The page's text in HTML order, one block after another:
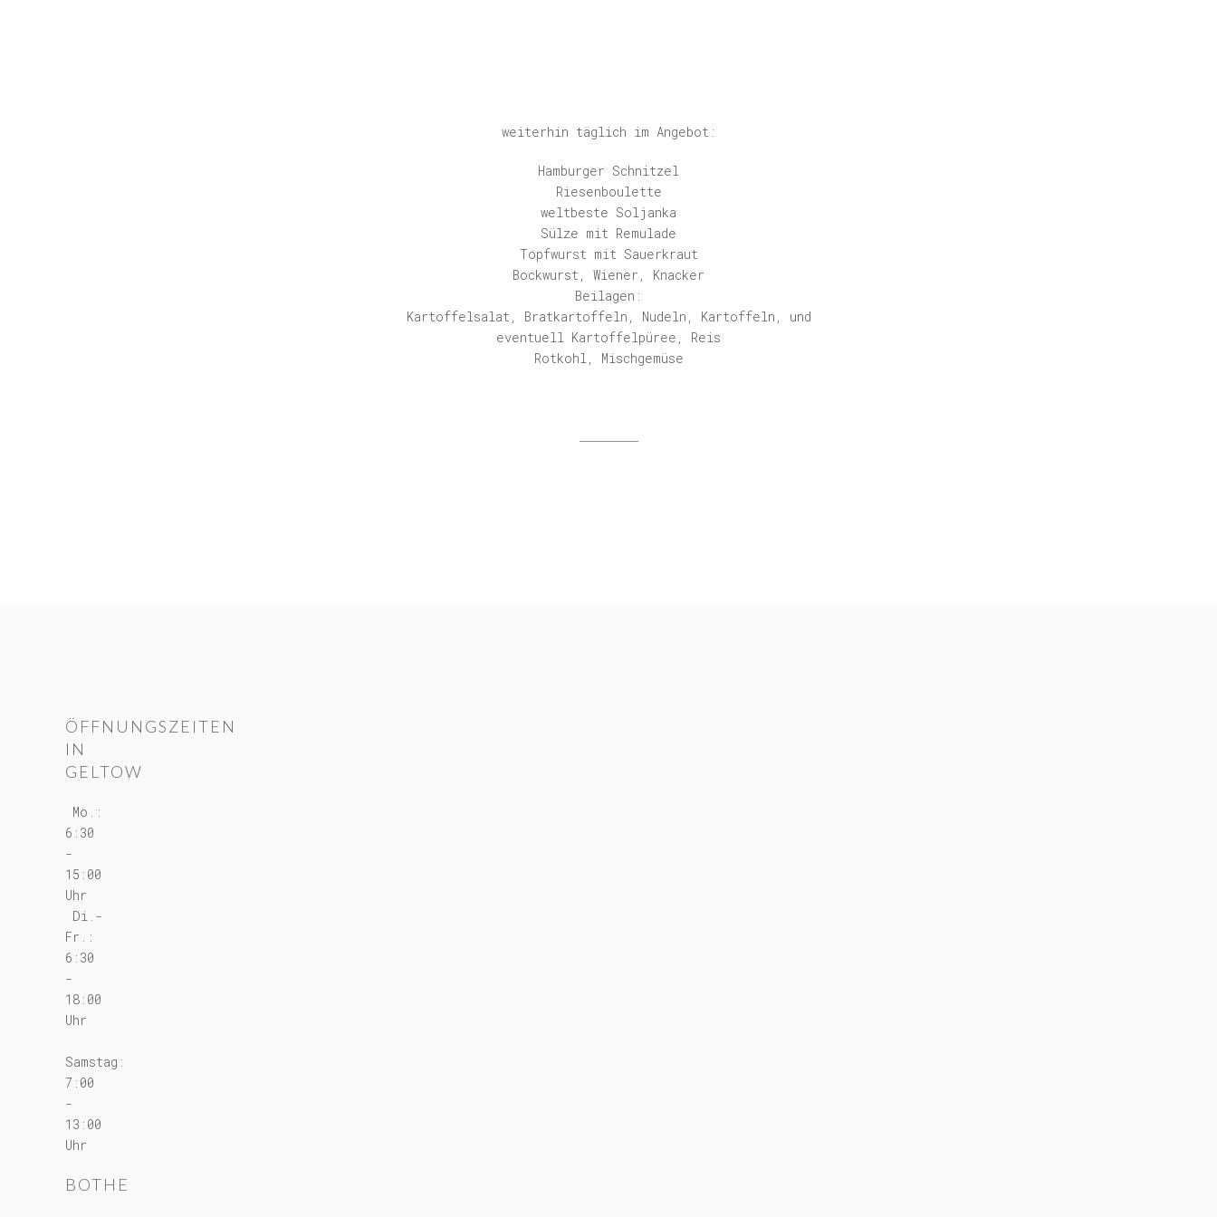
weiterhin täglich im Angebot:
Hamburger Schnitzel
Riesenboulette
weltbeste Soljanka
Sülze mit Remulade
Topfwurst mit Sauerkraut
Bockwurst, Wiener, Knacker
Beilagen:
Kartoffelsalat, Bratkartoffeln, Nudeln, Kartoffeln, und
eventuell Kartoffelpüree, Reis
Rotkohl, Mischgemüse
ÖFFNUNGSZEITEN
IN
GELTOW
Mo.:
6:30
-
15:00
Uhr
Di.-
Fr.:
6:30
-
18:00
Uhr
Samstag:
7:00
-
13:00
Uhr
BOTHE